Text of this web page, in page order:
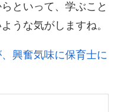
といって、学ぶこと
うな気がしますね。
興奮気味に保育士に